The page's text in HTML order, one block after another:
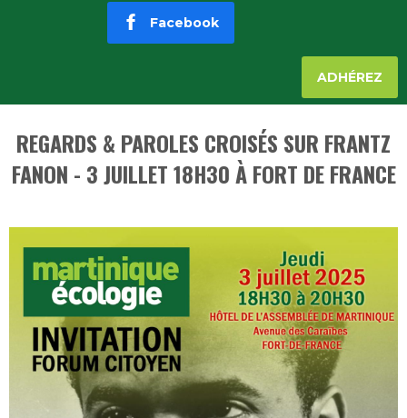
Facebook
ADHÉREZ
REGARDS & PAROLES CROISÉS SUR FRANTZ
FANON - 3 JUILLET 18H30 À FORT DE FRANCE